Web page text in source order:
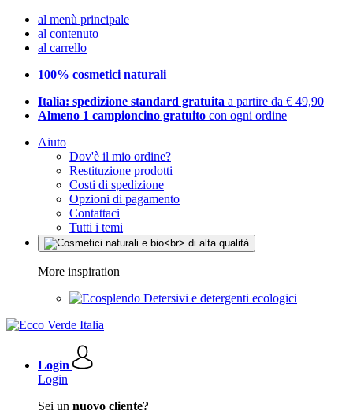
al menù principale
al contenuto
al carrello
100% cosmetici naturali
Italia: spedizione standard gratuita a partire da € 49,90
Almeno 1 campioncino gratuito con ogni ordine
Aiuto
Dov'è il mio ordine?
Restituzione prodotti
Costi di spedizione
Opzioni di pagamento
Contattaci
Tutti i temi
More inspiration
Detersivi e detergenti ecologici
Login
Login
Sei un nuovo cliente?